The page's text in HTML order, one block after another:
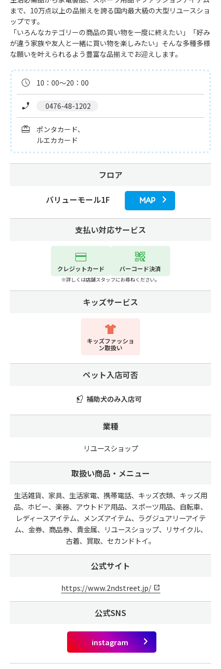
まで、10万点以上の品揃えを誇る国内最大級の大型リユースショ
ップです。
「いろんなカテゴリーの商品の買い物を一度に終えたい」「好み
が違う家族や友人と一緒に買い物を楽しみたい」そんな多種多様
な願いを叶えられるよう豊富な品揃えでお迎えします。
10：00～20：00
0476-48-1202
ポンタカード、
ルエカカード
フロア
バリューモール1F MAP
支払い対応サービス
クレジットカード バーコード決済
※詳しくは店舗スタッフにお尋ねください。
キッズサービス
キッズファッショ
ン取扱い
ペット入店可否
補助犬のみ入店可
業種
リユースショップ
取扱い商品・メニュー
生活雑貨、家具、生活家電、携帯電話、キッズ衣類、キッズ用
品、ホビー、楽器、アウトドア用品、スポーツ用品、自転車、
レディースアイテム、メンズアイテム、ラグジュアリーアイテ
ム、金券、商品券、貴金属、リユースショップ、リサイクル、
古着、買取、セカンドトイ。
公式サイト
https://www.2ndstreet.jp/
公式SNS